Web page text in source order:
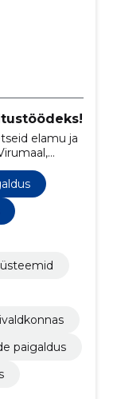
elamu ja
ja tagades
paigaldus